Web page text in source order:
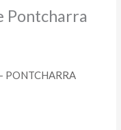
Pontcharra
PONTCHARRA